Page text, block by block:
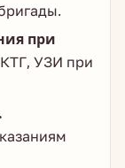
при
УЗИ при